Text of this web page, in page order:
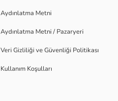
Aydınlatma Metni
Aydınlatma Metni / Pazaryeri
Veri Gizliliği ve Güvenliği Politikası
Kullanım Koşulları